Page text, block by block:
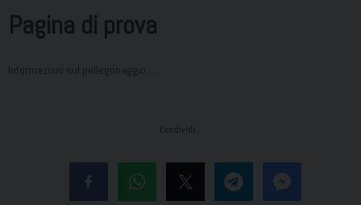
Pagina di prova
Informazioni sul pellegrinaggio….
Condividi…